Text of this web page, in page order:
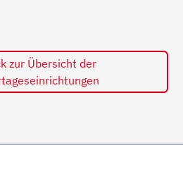
zur Übersicht der